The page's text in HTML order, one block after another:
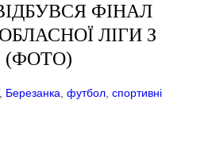
ФІНАЛ
ЛІГИ З
(ФОТО)
, Березанка футбол спортивні